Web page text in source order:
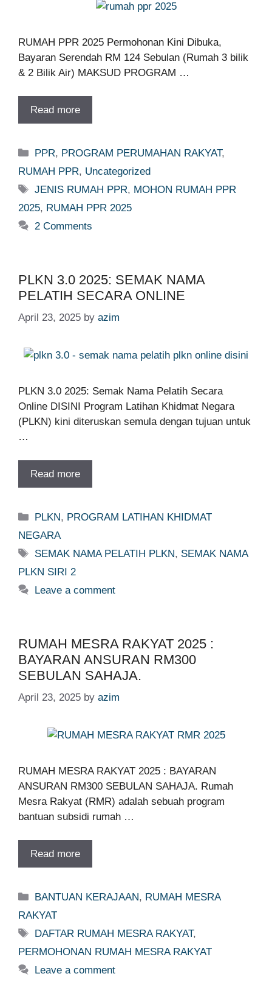
RUMAH PPR 2025 Permohonan Kini Dibuka,
Bayaran Serendah RM 124 Sebulan (Rumah 3 bilik
& 2 Bilik Air) MAKSUD PROGRAM …
Read more
Categories
PPR, PROGRAM PERUMAHAN RAKYAT,
RUMAH PPR, Uncategorized
Tags
JENIS RUMAH PPR, MOHON RUMAH PPR
2025, RUMAH PPR 2025
2 Comments
PLKN 3.0 2025: SEMAK NAMA
PELATIH SECARA ONLINE
April 23, 2025 by azim
PLKN 3.0 2025: Semak Nama Pelatih Secara
Online DISINI Program Latihan Khidmat Negara
(PLKN) kini diteruskan semula dengan tujuan untuk
…
Read more
Categories
PLKN, PROGRAM LATIHAN KHIDMAT
NEGARA
Tags
SEMAK NAMA PELATIH PLKN, SEMAK NAMA
PLKN SIRI 2
Leave a comment
RUMAH MESRA RAKYAT 2025 :
BAYARAN ANSURAN RM300
SEBULAN SAHAJA.
April 23, 2025 by azim
RUMAH MESRA RAKYAT 2025 : BAYARAN
ANSURAN RM300 SEBULAN SAHAJA. Rumah
Mesra Rakyat (RMR) adalah sebuah program
bantuan subsidi rumah …
Read more
Categories
BANTUAN KERAJAAN, RUMAH MESRA
RAKYAT
Tags
DAFTAR RUMAH MESRA RAKYAT,
PERMOHONAN RUMAH MESRA RAKYAT
Leave a comment